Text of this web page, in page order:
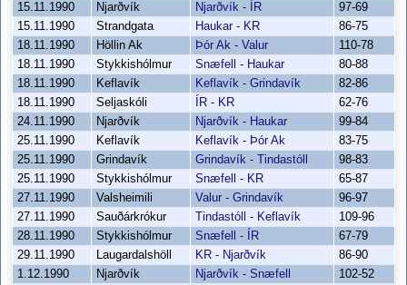
15.11.1990
Njarðvík Njarðvík - ÍR
97-69
15.11.1990
Strandgata Haukar - KR
86-75
18.11.1990
Höllin Ak Þór Ak - Valur
110-78
18.11.1990
Stykkishólmur Snæfell - Haukar
80-88
18.11.1990
Keflavík Keflavík - Grindavík
82-86
18.11.1990
Seljaskóli ÍR - KR
62-76
24.11.1990
Njarðvík Njarðvík - Haukar
99-84
25.11.1990
Keflavík Keflavík - Þór Ak
83-75
25.11.1990
Grindavík Grindavík - Tindastóll
98-83
25.11.1990
Stykkishólmur Snæfell - KR
65-87
27.11.1990
Valsheimili Valur - Grindavík
96-97
27.11.1990
Sauðárkrókur Tindastóll - Keflavík
109-96
28.11.1990
Stykkishólmur Snæfell - ÍR
67-79
29.11.1990
Laugardalshöll KR - Njarðvík
86-90
1.12.1990
Njarðvík Njarðvík - Snæfell 102-52